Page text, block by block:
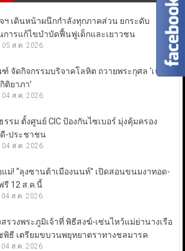
ฯ เดินหน้าผนึกกำลังทุกภาคส่วน ยกระดับ
การแก้ไขบำบัดฟื้นฟูเด็กและเยาวชน
05 ส.ค. 2026
จัดกิจกรรมบริจาคโลหิต ถวายพระกุศล ‘เจ้า
ติยาภา’
04 ส.ค. 2026
รม ตั้งศูนย์ CIC ป้องกันไซเบอร์ มุ่งคุ้มครอง
-ประชาชน
04 ส.ค. 2026
แม่! “ลุงซานต้าเมืองนนท์” เปิดสอนขนมงาทอด-
รี 12 ส.ค.นี้
04 ส.ค. 2026
สรวงพระภูมิเจ้าที่ พิธีสงฆ์-เซ่นไหว้แม่ย่านางเรือ
พิธี เตรียมขบวนพยุหยาตราทางชลมารค
04 ส.ค. 2026